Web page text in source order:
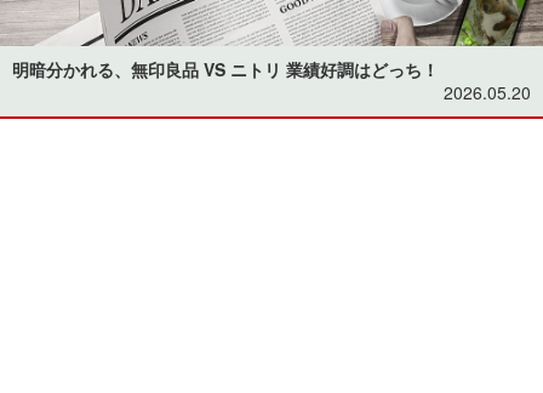
明暗分かれる、無印良品 VS ニトリ 業績好調はどっち！
2026.05.20